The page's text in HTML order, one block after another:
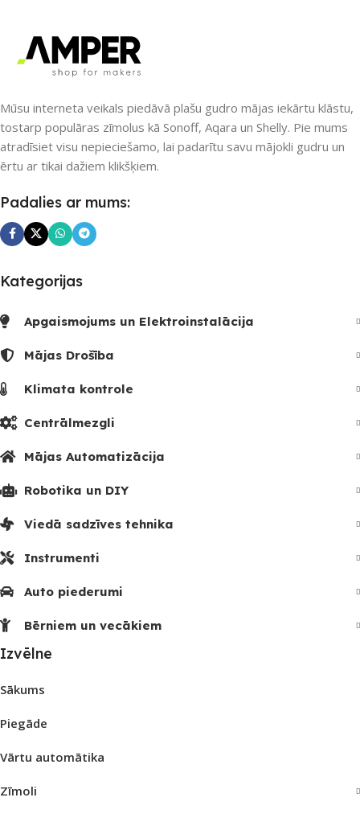
Nē
UZREIZ PIEEJAMAIS
SKAITS
UZREIZ PIEEJAMAIS
SKAITS
Mūsu interneta veikals piedāvā plašu gudro mājas iekārtu klāstu,
tostarp populāras zīmolus kā Sonoff, Aqara un Shelly. Pie mums
atradīsiet visu nepieciešamo, lai padarītu savu mājokli gudru un
ērtu ar tikai dažiem klikšķiem.
Padalies ar mums:
Kategorijas
Apgaismojums un Elektroinstalācija
Mājas Drošība
Klimata kontrole
Centrālmezgli
Mājas Automatizācija
Robotika un DIY
Viedā sadzīves tehnika
Instrumenti
Auto piederumi
Bērniem un vecākiem
Izvēlne
Sākums
Piegāde
Vārtu automātika
Zīmoli